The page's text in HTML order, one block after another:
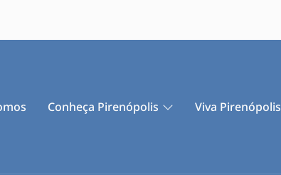
Conheça Pirenópolis Viva Pirenópolis